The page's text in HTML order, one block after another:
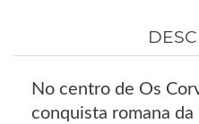
No centro de Os
conquista romana